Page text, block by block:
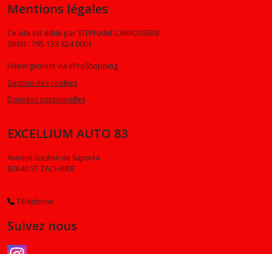
Mentions légales
Ce site est édité par STEPHANE CARROSSERIE.
SIREN : 795 153 824 0001
Hébergement via eProShopping
Gestion des cookies
Données personnelles
EXCELLIUM AUTO 83
Avenue Gaston de Saporta
83640 ST ZACHARIE
Téléphone
Suivez nous